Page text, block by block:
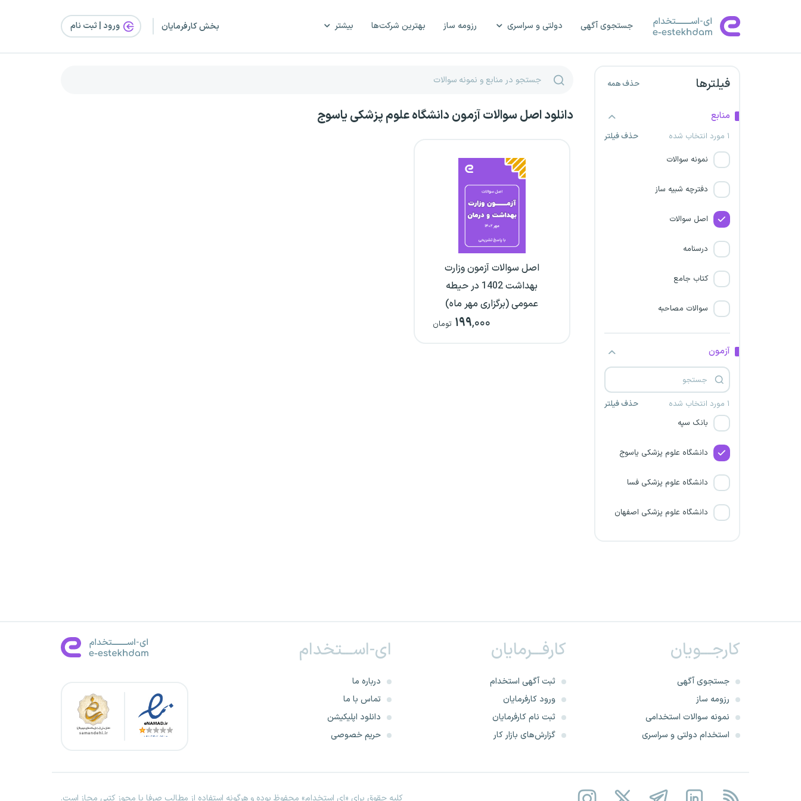
جستجوی آگهی دولتی و سراسری رزومه ساز بهترین شرکت‌ها بیشتر بخش کارفرمایان ورود | ثبت‌ نام
فیلترها حذف همه
منابع
۱ مورد انتخاب شده
حذف فیلتر
نمونه سوالات
دفترچه شبیه ساز
اصل سوالات
درسنامه
کتاب جامع
سوالات مصاحبه
آزمون
۱ مورد انتخاب شده حذف فیلتر
بهشتی
دانشگاه علوم پزشکی قزوین
دانشگاه علوم پزشکی بیرجند
دانشگاه علوم پزشکی کرمانشاه
دانشگاه علوم پزشکی زنجان
دانشگاه علوم پزشکی دزفول
دانشگاه علوم پزشکی گیلان
دانشگاه علوم پزشکی تهران
دانشگاه علوم پزشکی اهواز
بانک سپه
دانشگاه علوم پزشکی یاسوج
دانشگاه علوم پزشکی فسا
دانشگاه علوم پزشکی اصفهان
دانشگاه علوم پزشکی مشهد
دانشگاه علوم پزشکی ارومیه
دانشگاه علوم پزشکی شهرکرد
دانشگاه علوم پزشکی گلستان
دانلود اصل سوالات آزمون دانشگاه علوم پزشکی یاسوج
اصل سوالات آزمون وزارت
بهداشت 1402 در حیطه
عمومی (برگزاری مهر ماه)
۱۹۹,۰۰۰ تومان
کارجـــویان
جستجوی آگهی
رزومه ساز
نمونه سوالات استخدامی
استخدام دولتی و سراسری
کارفـــرمایان
ثبت آگهی استخدام
ورود کارفرمایان
ثبت نام کارفرمایان
گزارش‌های بازار کار
ای-اســـتخدام
درباره ما
تماس با ما
دانلود اپلیکیشن
حریم خصوصی
کلیه حقوق برای «ای استخدام» محفوظ بوده و هرگونه استفاده از مطالب صرفا با مجوز کتبی مجاز است.